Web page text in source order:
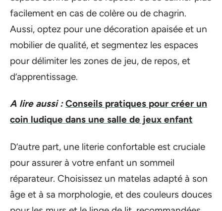
facilement en cas de colère ou de chagrin.
Aussi, optez pour une décoration apaisée et un
mobilier de qualité, et segmentez les espaces
pour délimiter les zones de jeu, de repos, et
d’apprentissage.
A lire aussi : Conseils pratiques pour créer un
coin ludique dans une salle de jeux enfant
D’autre part, une literie confortable est cruciale
pour assurer à votre enfant un sommeil
réparateur. Choisissez un matelas adapté à son
âge et à sa morphologie, et des couleurs douces